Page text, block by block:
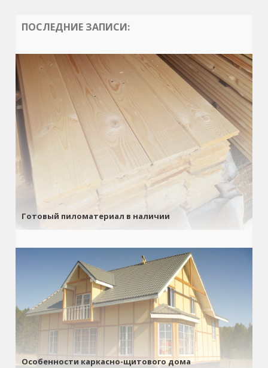
ПОСЛЕДНИЕ ЗАПИСИ:
Готовый пиломатериал в наличии
Особенности каркасно-щитового дома